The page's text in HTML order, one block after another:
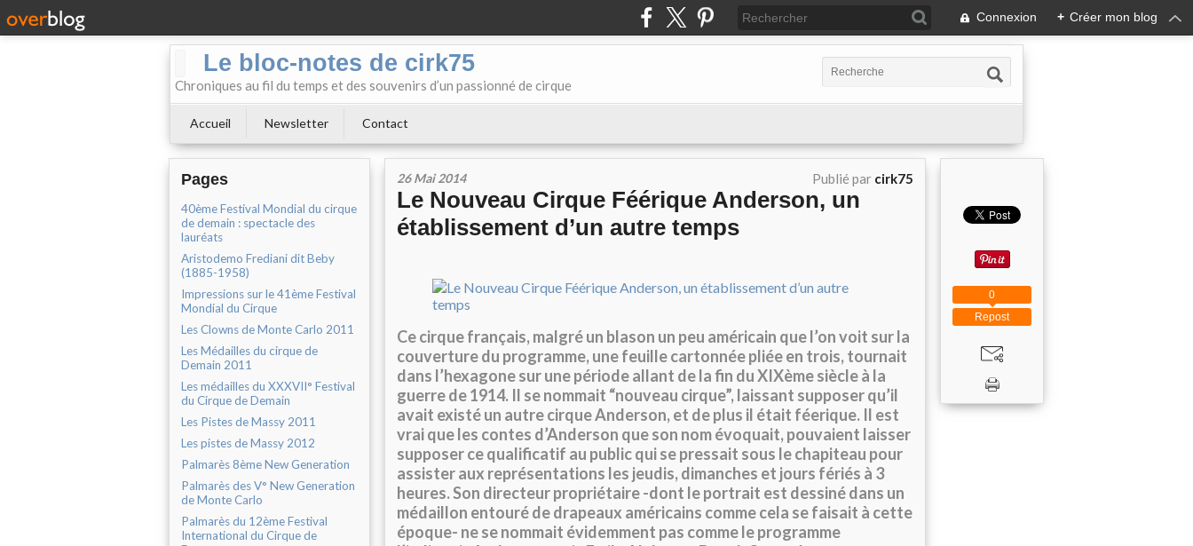
Connexion + Créer mon blog
Le bloc-notes de cirk75
Chroniques au fil du temps et des souvenirs d’un passionné de cirque
Accueil Newsletter Contact
Pages
40ème Festival Mondial du cirque
de demain : spectacle des
lauréats
Aristodemo Frediani dit Beby
(1885-1958)
Impressions sur le 41ème Festival
Mondial du Cirque
Les Clowns de Monte Carlo 2011
Les Médailles du cirque de
Demain 2011
Les médailles du XXXVII° Festival
du Cirque de Demain
Les Pistes de Massy 2011
Les pistes de Massy 2012
Palmarès 8ème New Generation
Palmarès des V° New Generation
de Monte Carlo
Palmarès du 12ème Festival
International du Cirque de
26 Mai 2014 Publié par cirk75
Le Nouveau Cirque Féérique Anderson, un
établissement d’un autre temps
Ce cirque français, malgré un blason un peu américain que l’on voit sur la
couverture du programme, une feuille cartonnée pliée en trois, tournait
dans l’hexagone sur une période allant de la fin du XIXème siècle à la
guerre de 1914. Il se nommait “nouveau cirque”, laissant supposer qu’il
avait existé un autre cirque Anderson, et de plus il était féerique. Il est
vrai que les contes d’Anderson que son nom évoquait, pouvaient laisser
supposer ce qualificatif au public qui se pressait sous le chapiteau pour
assister aux représentations les jeudis, dimanches et jours fériés à 3
heures. Son directeur propriétaire -dont le portrait est dessiné dans un
médaillon entouré de drapeaux américains comme cela se faisait à cette
époque- ne se nommait évidemment pas comme le programme
Repost
0